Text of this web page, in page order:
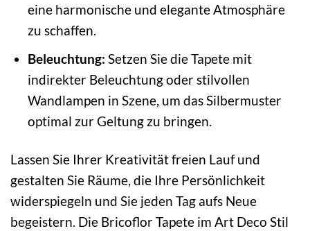
eine harmonische und elegante Atmosphäre
zu schaffen.
Beleuchtung: Setzen Sie die Tapete mit
indirekter Beleuchtung oder stilvollen
Wandlampen in Szene, um das Silbermuster
optimal zur Geltung zu bringen.
Lassen Sie Ihrer Kreativität freien Lauf und
gestalten Sie Räume, die Ihre Persönlichkeit
widerspiegeln und Sie jeden Tag aufs Neue
begeistern. Die Bricoflor Tapete im Art Deco Stil